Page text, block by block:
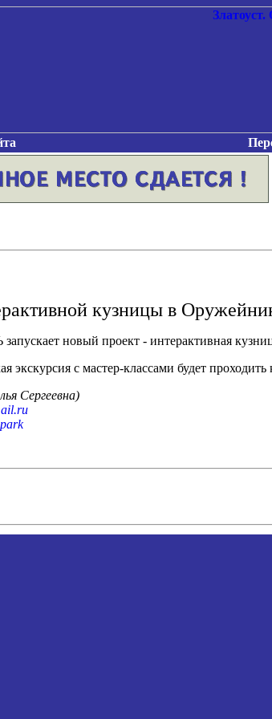
кузницы в
новый проект - интерактивная
экскурсия с мастер-классами будет
Сергеевна)